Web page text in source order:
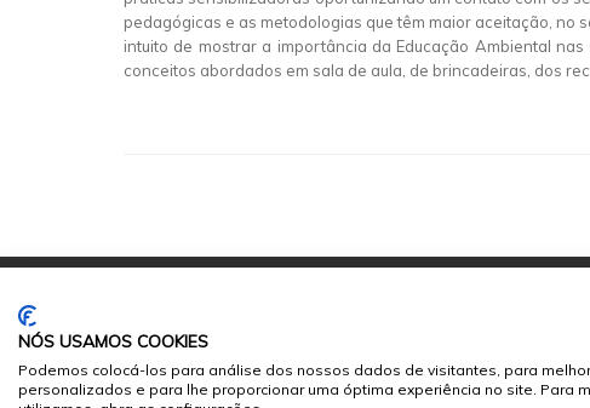
pedagógicas e as metodologias que têm maior aceitação, no
intuito de mostrar a importância da Educação Ambiental
conceitos abordados em sala de aula, de brincadeiras, dos
© 2026Sumários.org. Todos os Direitos Reservados
NÓS USAMOS COOKIES
Podemos colocá-los para análise dos nossos dados de visitantes, para
personalizados e para lhe proporcionar uma óptima experiência no site. Para